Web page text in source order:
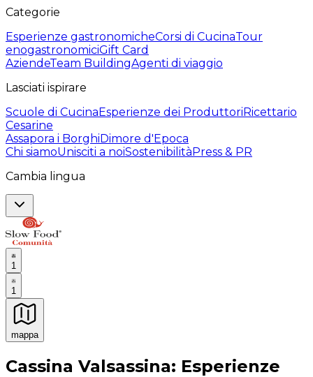
Categorie
Esperienze gastronomicheCorsi di CucinaTour
enogastronomiciGift Card
AziendeTeam BuildingAgenti di viaggio
Lasciati ispirare
Scuole di CucinaEsperienze dei ProduttoriRicettario
Cesarine
Assapora i BorghiDimore d'Epoca
Chi siamoUnisciti a noiSostenibilitàPress & PR
Cambia lingua
1
1
mappa
Esperienze culinarie indimenticabili: Esperienze
Cassina Valsassina: Esperienze